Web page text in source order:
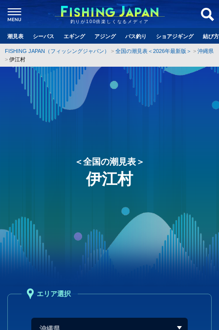
釣りが100倍楽しくなるメディア
潮見表 シーバス エギング アジング バス釣り ショアジギング 結び
FISHING JAPAN（フィッシングジャパン） 全国の潮見表＜2026年最新版＞
沖縄県
伊江村
＜全国の潮見表＞
伊江村
エリア選択